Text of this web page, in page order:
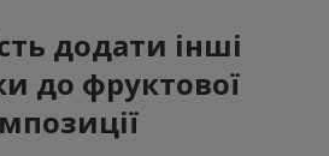
додати інші
до фруктової